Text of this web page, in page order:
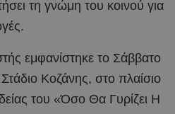
τη γνώμη του κοινού για
εμφανίστηκε το Σάββατο
Κοζάνης, στο πλαίσιο
του «Όσο Θα Γυρίζει Η